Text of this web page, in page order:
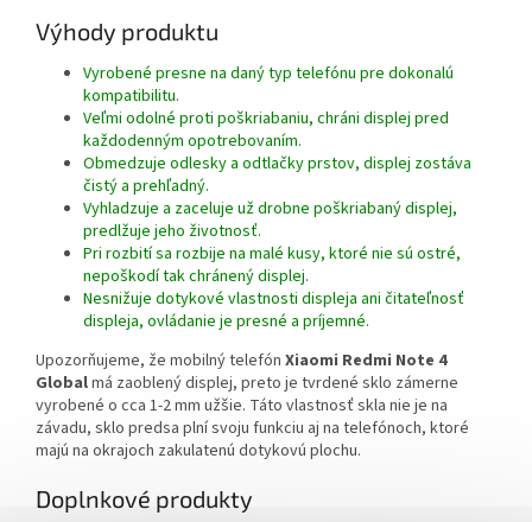
Výhody produktu
Vyrobené presne na daný typ telefónu pre dokonalú
kompatibilitu.
Veľmi odolné proti poškriabaniu, chráni displej pred
každodenným opotrebovaním.
Obmedzuje odlesky a odtlačky prstov, displej zostáva
čistý a prehľadný.
Vyhladzuje a zaceluje už drobne poškriabaný displej,
predlžuje jeho životnosť.
Pri rozbití sa rozbije na malé kusy, ktoré nie sú ostré,
nepoškodí tak chránený displej.
Nesnižuje dotykové vlastnosti displeja ani čitateľnosť
displeja, ovládanie je presné a príjemné.
Upozorňujeme, že mobilný telefón Xiaomi Redmi Note 4
Globalmá zaoblený displej, preto je tvrdené sklo zámerne
vyrobené o cca 1-2 mm užšie. Táto vlastnosť skla nie je na
závadu, sklo predsa plní svoju funkciu aj na telefónoch, ktoré
majú na okrajoch zakulatenú dotykovú plochu.
Doplnkové produkty